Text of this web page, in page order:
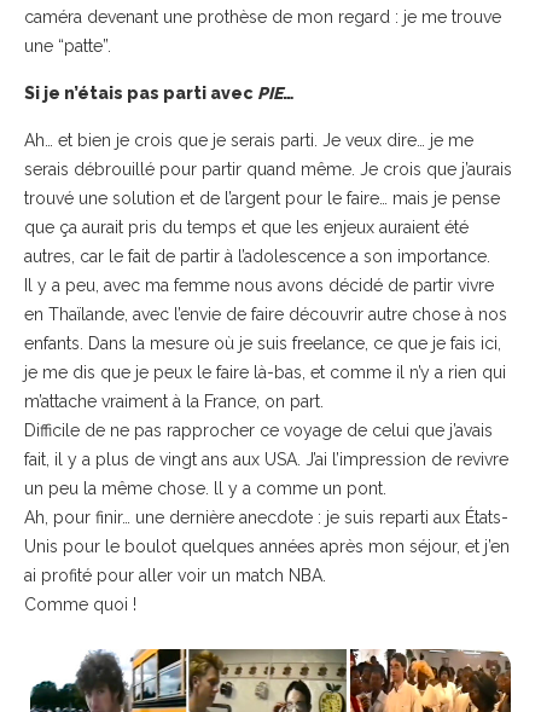
caméra devenant une prothèse de mon regard : je me trouve
une “patte”.
Si je n’étais pas parti avec PIE…
Ah… et bien je crois que je serais parti. Je veux dire… je me
serais débrouillé pour partir quand même. Je crois que j’aurais
trouvé une solution et de l’argent pour le faire… mais je pense
que ça aurait pris du temps et que les enjeux auraient été
autres, car le fait de partir à l’adolescence a son importance.
Il y a peu, avec ma femme nous avons décidé de partir vivre
en Thaïlande, avec l’envie de faire découvrir autre chose à nos
enfants. Dans la mesure où je suis freelance, ce que je fais ici,
je me dis que je peux le faire là-bas, et comme il n’y a rien qui
m’attache vraiment à la France, on part.
Difficile de ne pas rapprocher ce voyage de celui que j’avais
fait, il y a plus de vingt ans aux USA. J’ai l’impression de revivre
un peu la même chose. ll y a comme un pont.
Ah, pour finir… une dernière anecdote : je suis reparti aux États-
Unis pour le boulot quelques années après mon séjour, et j’en
ai profité pour aller voir un match NBA.
Comme quoi !